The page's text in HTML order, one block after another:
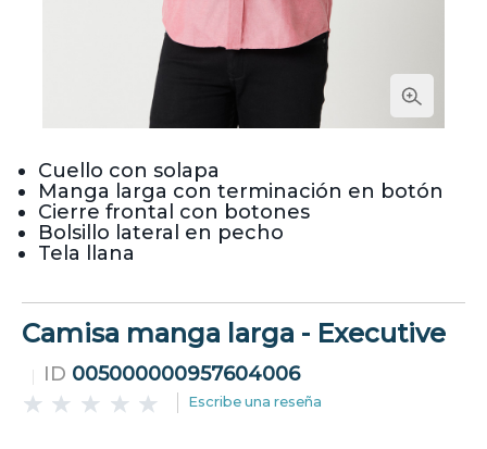
Cuello con solapa
Manga larga con terminación en botón
Cierre frontal con botones
Bolsillo lateral en pecho
Tela llana
Camisa manga larga - Executive
ID 005000000957604006
Escribe una reseña